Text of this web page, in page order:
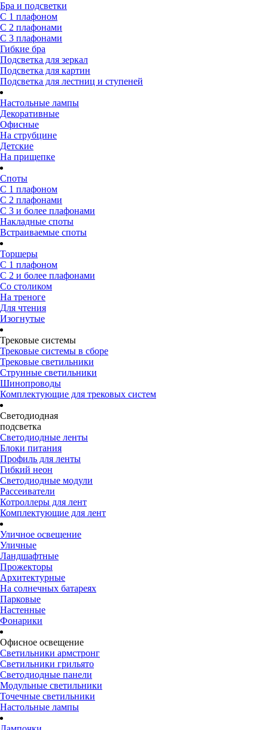
Бра и подсветки
С 1 плафоном
С 2 плафонами
С 3 плафонами
Гибкие бра
Подсветка для зеркал
Подсветка для картин
Подсветка для лестниц и ступеней
Настольные лампы
Декоративные
Офисные
На струбцине
Детские
На прищепке
Споты
С 1 плафоном
С 2 плафонами
С 3 и более плафонами
Накладные споты
Встраиваемые споты
Торшеры
С 1 плафоном
С 2 и более плафонами
Со столиком
На треноге
Для чтения
Изогнутые
Трековые системы
Трековые системы в сборе
Трековые светильники
Струнные светильники
Шинопроводы
Комплектующие для трековых систем
Светодиодная
подсветка
Светодиодные ленты
Блоки питания
Профиль для ленты
Гибкий неон
Светодиодные модули
Рассеиватели
Котроллеры для лент
Комплектующие для лент
Уличное освещение
Уличные
Ландшафтные
Прожекторы
Архитектурные
На солнечных батареях
Парковые
Настенные
Фонарики
Офисное освещение
Светильники армстронг
Светильники грильято
Светодиодные панели
Модульные светильники
Точечные светильники
Настольные лампы